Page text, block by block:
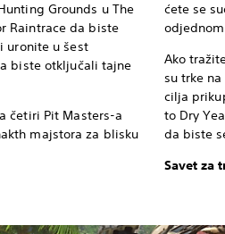
Grounds u The
Raintrace da biste
uronite u šest
biste otključali tajne
četiri Pit Masters-a
majstora za blisku
ćete se
Ako
su trke
cilja
to Dry
da biste
Savet za